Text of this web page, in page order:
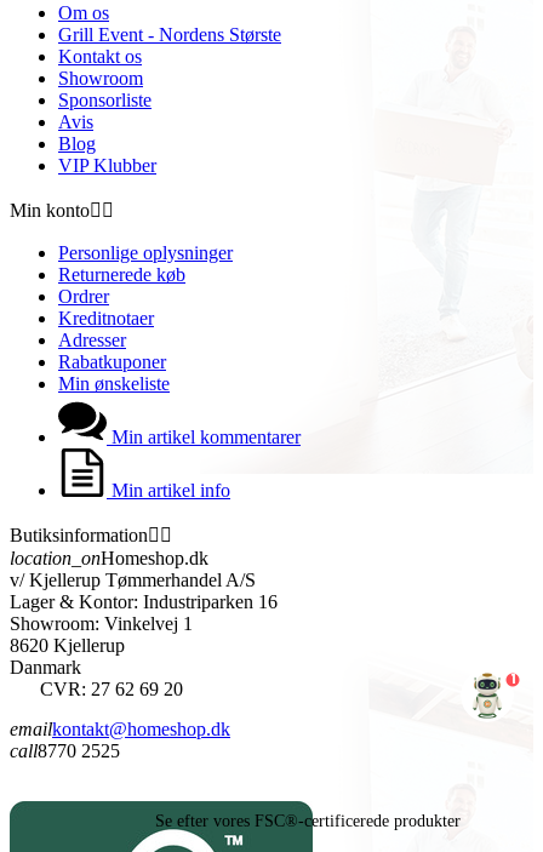
Om os
Grill Event - Nordens Største
Kontakt os
Showroom
Sponsorliste
Avis
Blog
VIP Klubber
Min konto 
Personlige oplysninger
Returnerede køb
Ordrer
Kreditnotaer
Adresser
Rabatkuponer
Min ønskeliste
Min artikel kommentarer
Min artikel info
Butiksinformation 
location_onHomeshop.dk
v/ Kjellerup Tømmerhandel A/S
Lager & Kontor: Industriparken 16
Showroom: Vinkelvej 1
8620 Kjellerup
Danmark
CVR: 27 62 69 20
emailkontakt@homeshop.dk
call8770 2525
Se efter vores FSC®-certificerede produkter
1